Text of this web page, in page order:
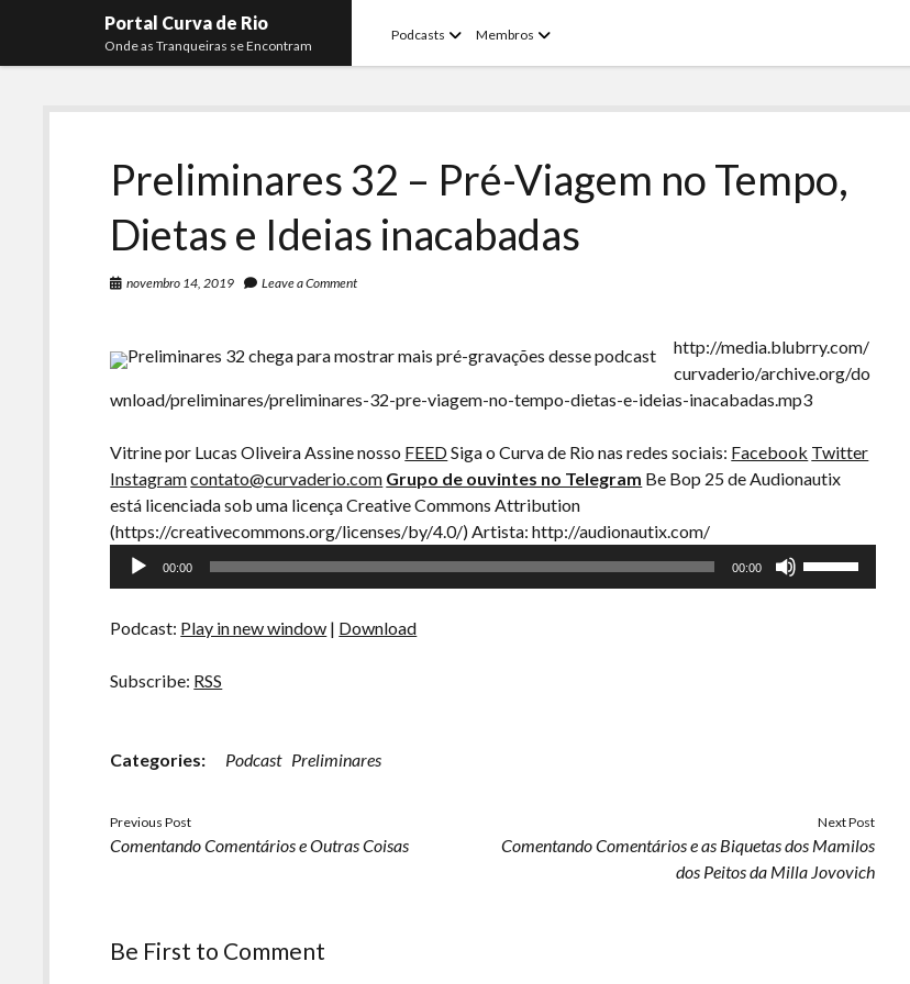
Portal Curva de Rio
Onde as Tranqueiras se Encontram
Podcasts openMembros open
Preliminares 32 – Pré-Viagem no Tempo,
Dietas e Ideias inacabadas
novembro 14, 2019 Leave a Comment
Preliminares 32 chega para mostrar mais pré-gravações desse podcast
http://media.blubrry.com/
curvaderio/archive.org/do
wnload/preliminares/preliminares-32-pre-viagem-no-tempo-dietas-e-ideias-inacabadas.mp3
Vitrine por Lucas Oliveira Assine nosso FEEDSiga o Curva de Rio nas redes sociais: Facebook Twitter
Instagramcontato@curvaderio.com Grupo de ouvintes no Telegram Be Bop 25 de Audionautix
está licenciada sob uma licença Creative Commons Attribution
(https://creativecommons.org/licenses/by/4.0/) Artista: http://audionautix.com/
Tocador
00:00 00:00
ou
diminuir
o
Podcast: Play in new window | Download
Subscribe: RSS
Categories: Podcast Preliminares
Previous Post
Comentando Comentários e Outras Coisas
Next Post
Comentando Comentários e as Biquetas dos Mamilos
dos Peitos da Milla Jovovich
Be First to Comment